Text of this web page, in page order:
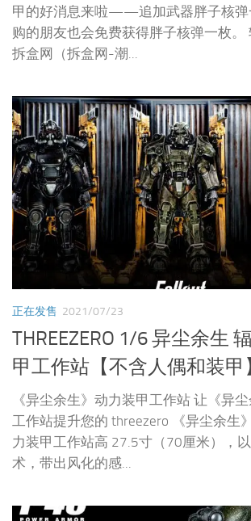
甲的好消息来啦——追加武器胖子核弹
购的朋友也会免费获得胖子核弹一枚。
拆盒网（拆盒网-潮...
正在发售 2021/07/23
THREEZERO 1/6 异尘余生
甲工作站【不含人偶和装甲
《异尘余生》动力装甲工作站 让《异
工作站提升您的 threezero 《异尘余生
力装甲工作站高 27.5寸（70厘米），
术，带出风化的感...